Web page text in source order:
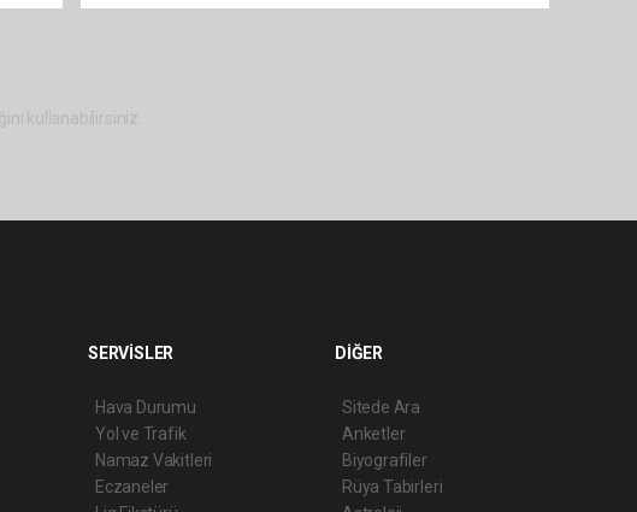
kullanabilirsiniz.
SERVİSLER
Hava Durumu
Yol ve Trafik
Namaz Vakitleri
Eczaneler
DİĞER
Sitede Ara
Anketler
Biyografiler
Rüya Tabirleri